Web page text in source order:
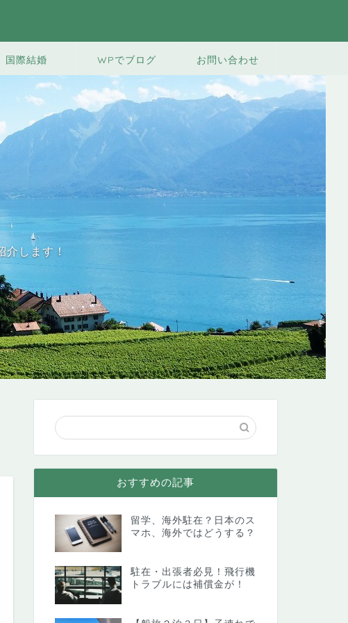
国際結婚 WPでブログ お問い合わせ
します！
おすすめの記事
留学、海外駐在？日本のス
マホ、海外ではどうする？
駐在・出張者必見！飛行機
トラブルには補償金が！